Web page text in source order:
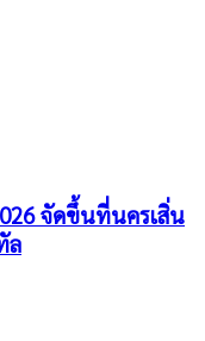
จัดขึ้นที่นครเสิ่น
ล